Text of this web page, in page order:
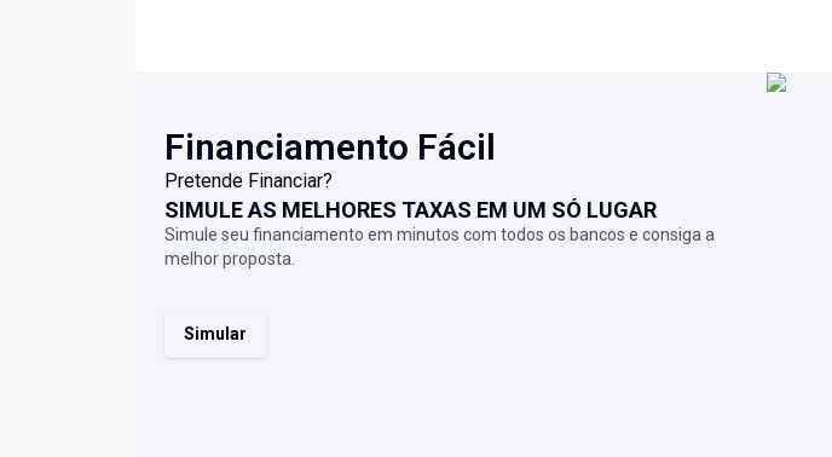
Financiamento Fácil
Pretende Financiar?
SIMULE AS MELHORES TAXAS EM UM SÓ LUGAR
Simule seu financiamento em minutos com todos os bancos e consiga a
melhor proposta.
Simular